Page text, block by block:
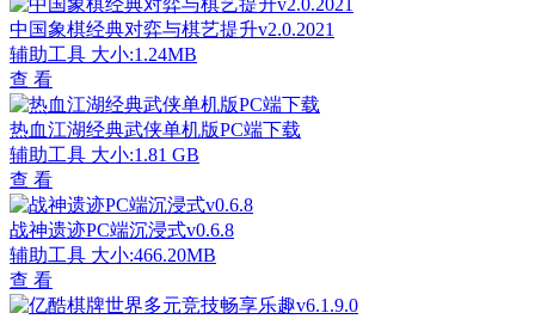
中国象棋经典对弈与棋艺提升v2.0.2021
辅助工具 大小:1.24MB
查 看
热血江湖经典武侠单机版PC端下载
辅助工具 大小:1.81 GB
查 看
战神遗迹PC端沉浸式v0.6.8
辅助工具 大小:466.20MB
查 看